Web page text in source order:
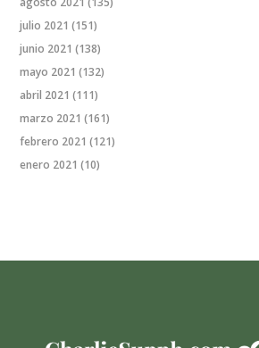
julio 2021 (151)
junio 2021 (138)
mayo 2021 (132)
abril 2021 (111)
marzo 2021 (161)
febrero 2021 (121)
enero 2021 (10)